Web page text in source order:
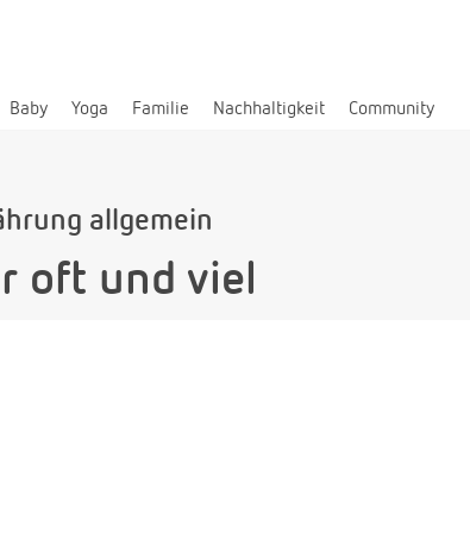
Baby Yoga Familie Nachhaltigkeit Community
allgemein
oft und viel